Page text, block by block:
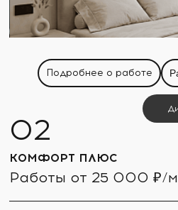
Подробнее о работе
КОМФОРТ ПЛЮС
Работы от 25 000 ₽/